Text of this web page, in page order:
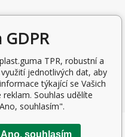
Hňátek
GDPR
TPR, robustní a
jednotlivých dat, aby
týkající se Vašich
Souhlas udělíte
souhlasím".
Ano, souhlasím